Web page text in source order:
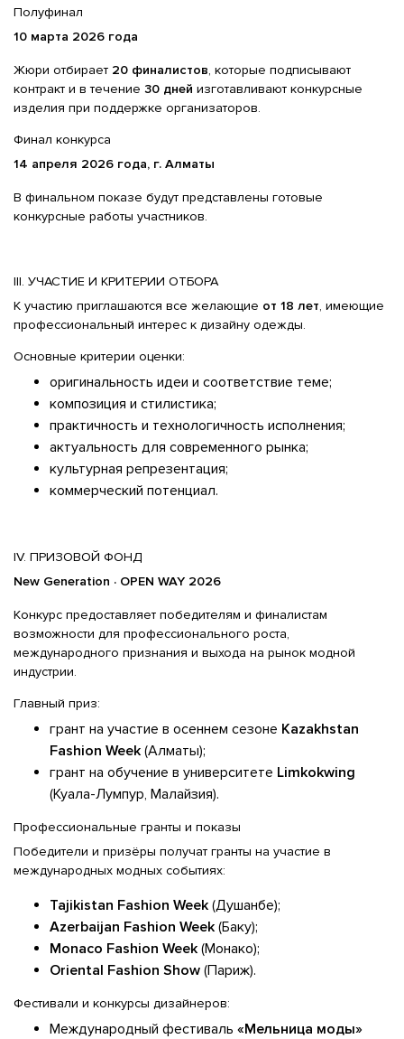
Полуфинал
10 марта 2026 года
Жюри отбирает 20 финалистов, которые подписывают
контракт и в течение 30 дней изготавливают конкурсные
изделия при поддержке организаторов.
Финал конкурса
14 апреля 2026 года, г. Алматы
В финальном показе будут представлены готовые
конкурсные работы участников.
III. УЧАСТИЕ И КРИТЕРИИ ОТБОРА
К участию приглашаются все желающие от 18 лет, имеющие
профессиональный интерес к дизайну одежды.
Основные критерии оценки:
оригинальность идеи и соответствие теме;
композиция и стилистика;
практичность и технологичность исполнения;
актуальность для современного рынка;
культурная репрезентация;
коммерческий потенциал.
IV. ПРИЗОВОЙ ФОНД
New Generation · OPEN WAY 2026
Конкурс предоставляет победителям и финалистам
возможности для профессионального роста,
международного признания и выхода на рынок модной
индустрии.
Главный приз:
грант на участие в осеннем сезоне Kazakhstan
Fashion Week (Алматы);
грант на обучение в университете Limkokwing
(Куала-Лумпур, Малайзия).
Профессиональные гранты и показы
Победители и призёры получат гранты на участие в
международных модных событиях:
Tajikistan Fashion Week (Душанбе);
Azerbaijan Fashion Week (Баку);
Monaco Fashion Week (Монако);
Oriental Fashion Show (Париж).
Фестивали и конкурсы дизайнеров:
Международный фестиваль «Мельница моды»